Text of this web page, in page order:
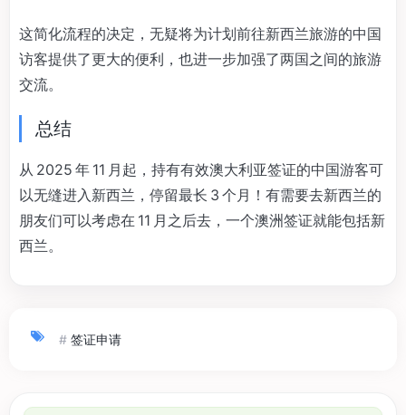
这简化流程的决定，无疑将为计划前往新西兰旅游的中国
访客提供了更大的便利，也进一步加强了两国之间的旅游
交流。
总结
从 2025 年 11 月起，持有有效澳大利亚签证的中国游客可
以无缝进入新西兰，停留最长 3 个月！有需要去新西兰的
朋友们可以考虑在 11 月之后去，一个澳洲签证就能包括新
西兰。
# 签证申请